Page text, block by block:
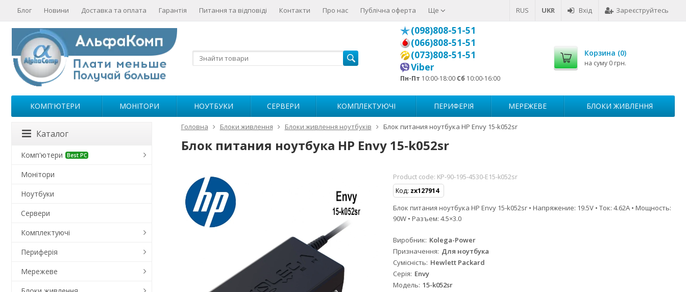
RUS UKR Вхід Зареєструйтесь
Блог Новини Доставка та оплата Гарантія Питання та відповіді Контакти Про нас Публічна оферта Ще
(098)808-51-51
(066)808-51-51
(073)808-51-51
Viber
Пн-Пт 10:00-18:00 Сб 10:00-16:00
Корзина (0)
на суму 0 грн.
КОМП'ЮТЕРИ МОНІТОРИ НОУТБУКИ СЕРВЕРИ КОМПЛЕКТУЮЧІ ПЕРИФЕРІЯ МЕРЕЖЕВЕ БЛОКИ ЖИВЛЕННЯ
Головна Блоки живлення Блоки живлення ноутбуків Блок питания ноутбука HP Envy 15-k052sr
Блок питания ноутбука HP Envy 15-k052sr
Product code: KP-90-195-4530-E15-k052sr
Код: zx127914
Блок питания ноутбука HP Envy 15-k052sr • Напряжение: 19.5V • Ток: 4.62A • Мощность:
90W • Разъем: 4.5×3.0
Виробник Kolega-Power
Призначення Для ноутбука
Сумісність Hewlett Packard
Серія Envy
Модель 15-k052sr
Каталог
Комп'ютери Best PC
Монітори
Ноутбуки
Сервери
Комплектуючі
Периферія
Мережеве